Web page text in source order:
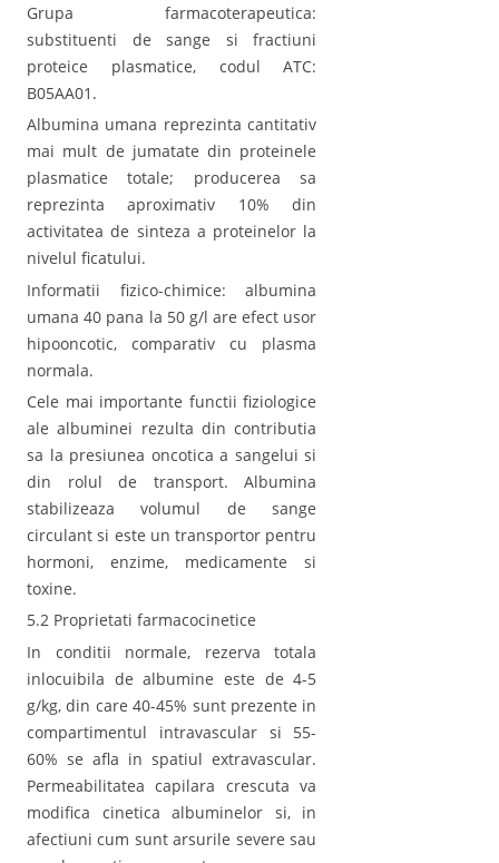
Grupa farmacoterapeutica:
substituenti de sange si fractiuni
proteice plasmatice, codul ATC:
B05AA01.
Albumina umana reprezinta cantitativ
mai mult de jumatate din proteinele
plasmatice totale; producerea sa
reprezinta aproximativ 10% din
activitatea de sinteza a proteinelor la
nivelul ficatului.
Informatii fizico-chimice: albumina
umana 40 pana la 50 g/l are efect usor
hipooncotic, comparativ cu plasma
normala.
Cele mai importante functii fiziologice
ale albuminei rezulta din contributia
sa la presiunea oncotica a sangelui si
din rolul de transport. Albumina
stabilizeaza volumul de sange
circulant si este un transportor pentru
hormoni, enzime, medicamente si
toxine.
5.2 Proprietati farmacocinetice
In conditii normale, rezerva totala
inlocuibila de albumine este de 4-5
g/kg, din care 40-45% sunt prezente in
compartimentul intravascular si 55-
60% se afla in spatiul extravascular.
Permeabilitatea capilara crescuta va
modifica cinetica albuminelor si, in
afectiuni cum sunt arsurile severe sau